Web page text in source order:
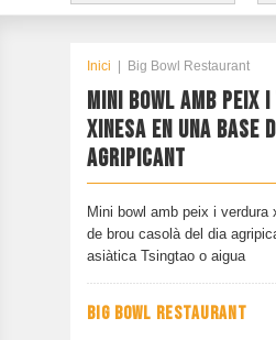
PLÀNOL TAPITAST
PARTICIPA
CONTACTAR
EDICIÓ ANTERIOR
Inici Big Bowl Restaurant
MINI BOWL AMB PEIX I
XINESA EN UNA BASE
AGRIPICANT
Mini bowl amb peix i verdura
de brou casolà del dia
asiàtica Tsingtao o aigua
BIG BOWL RESTAURANT